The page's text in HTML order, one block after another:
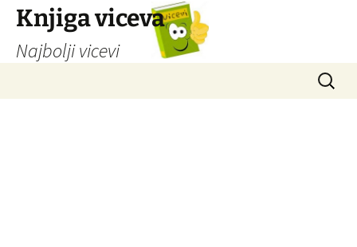
Knjiga viceva
Najbolji vicevi